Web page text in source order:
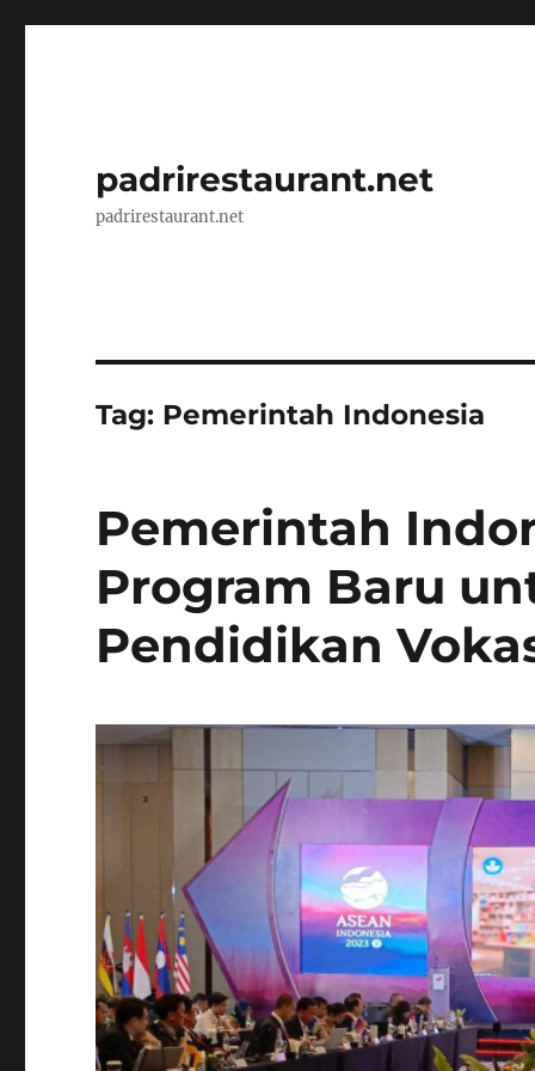
padrirestaurant.net
padrirestaurant.net
Tag: Pemerintah Indonesia
Pemerintah
Program Baru
Pendidikan